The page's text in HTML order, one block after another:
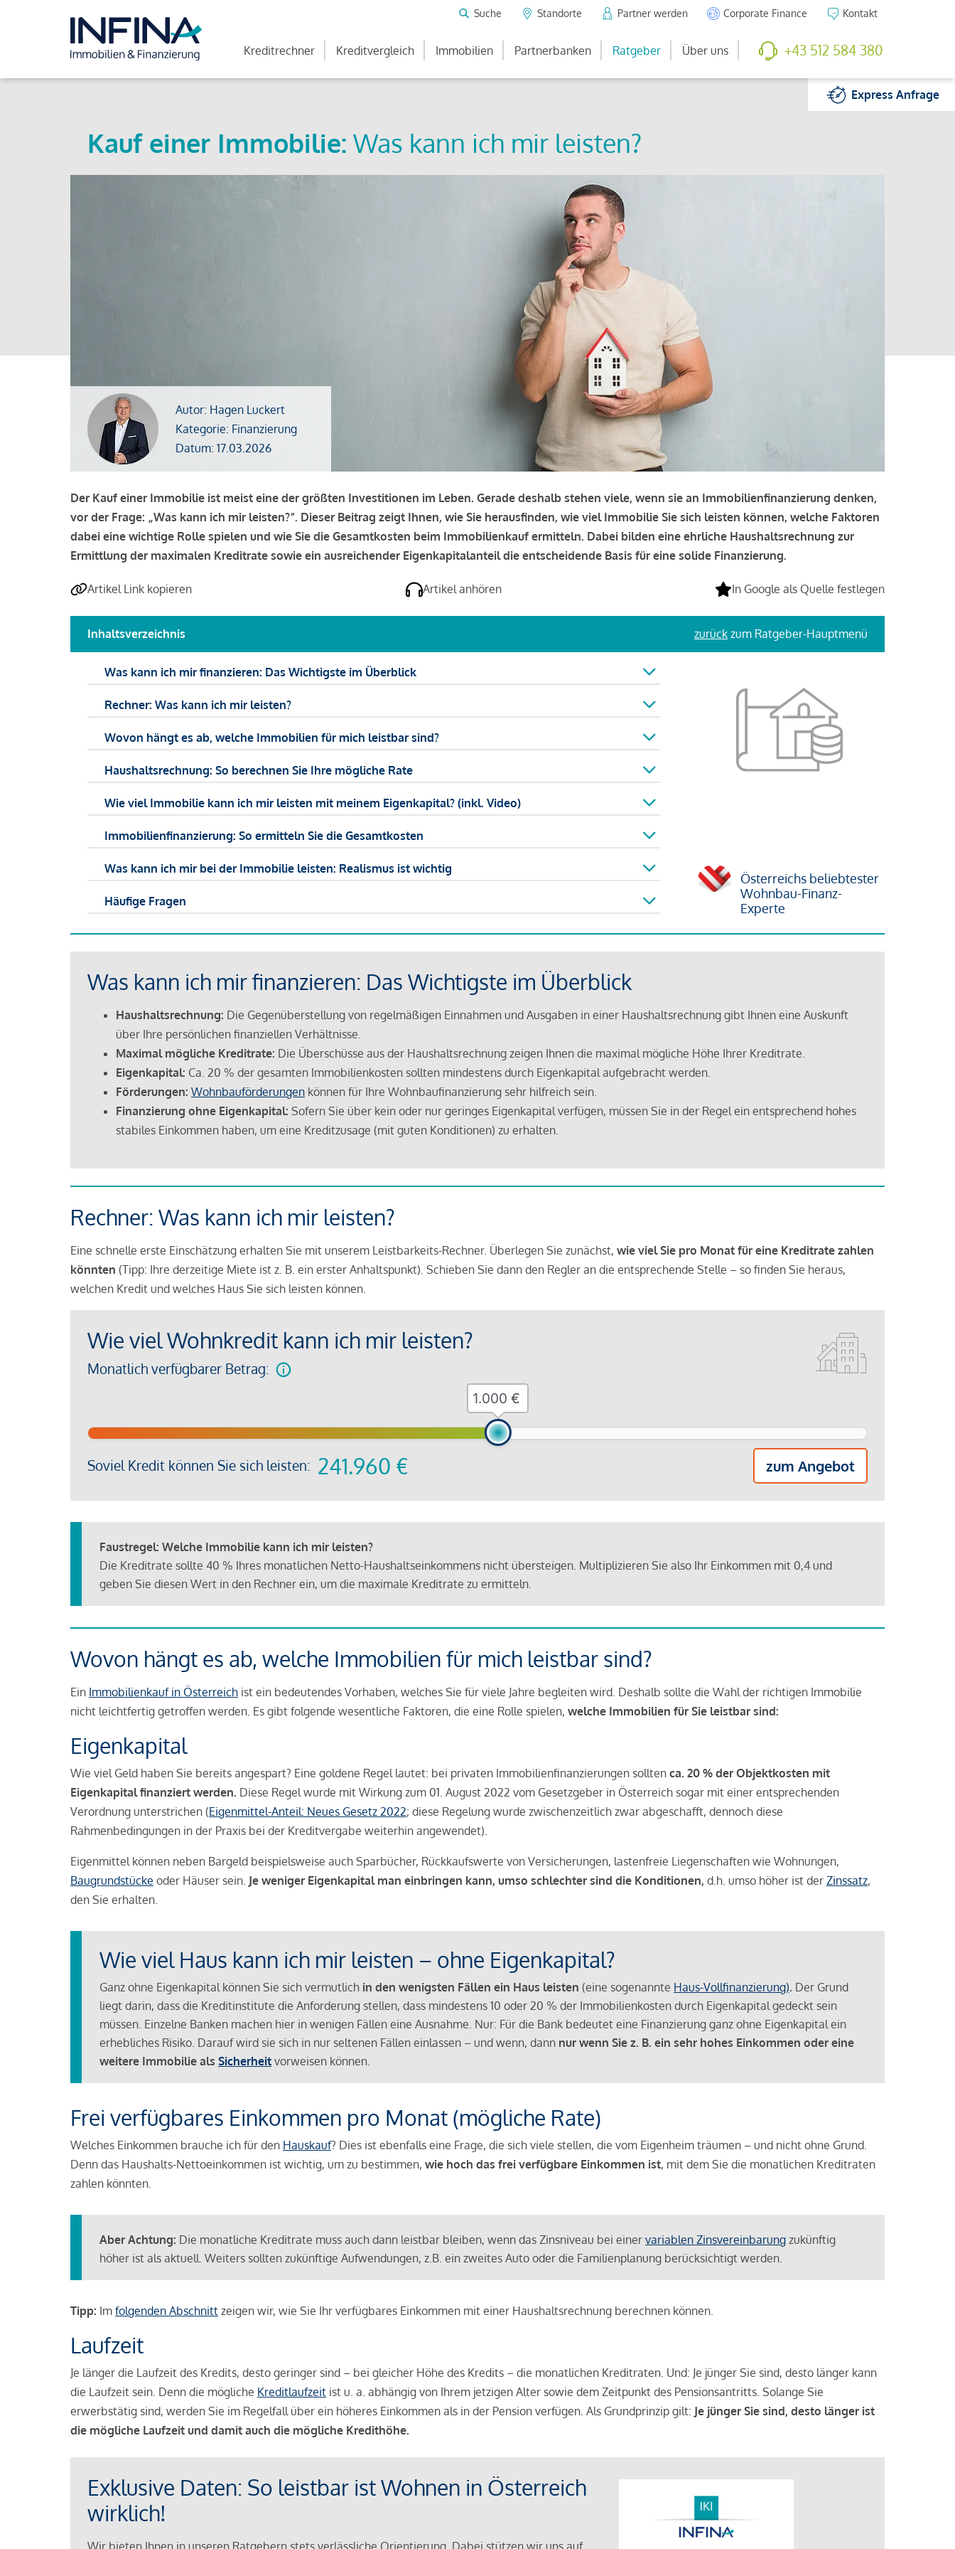
Suche Standorte Partner werden Corporate Finance Kontakt
Kreditrechner Kreditvergleich Immobilien Partnerbanken Ratgeber Über uns +43 512 584 380
ExpressAnfrage
Kauf einer Immobilie: Was kann ich mir leisten?
Autor: Hagen Luckert
Kategorie: Finanzierung
Datum: 17.03.2026
Der Kauf einer Immobilie ist meist eine der größten Investitionen im Leben. Gerade deshalb stehen viele, wenn sie an Immobilienfinanzierung denken,
vor der Frage: „Was kann ich mir leisten?“. Dieser Beitrag zeigt Ihnen, wie Sie herausfinden, wie viel Immobilie Sie sich leisten können, welche Faktoren
dabei eine wichtige Rolle spielen und wie Sie die Gesamtkosten beim Immobilienkauf ermitteln. Dabei bilden eine ehrliche Haushaltsrechnung zur
Ermittlung der maximalen Kreditrate sowie ein ausreichender Eigenkapitalanteil die entscheidende Basis für eine solide Finanzierung.
Artikel Link kopieren Artikel anhören In Google als Quelle festlegen
Inhaltsverzeichnis zurück zum Ratgeber-Hauptmenü
Was kann ich mir finanzieren: Das Wichtigste im Überblick
Rechner: Was kann ich mir leisten?
Wovon hängt es ab, welche Immobilien für mich leistbar sind?
Haushaltsrechnung: So berechnen Sie Ihre mögliche Rate
Wie viel Immobilie kann ich mir leisten mit meinem Eigenkapital? (inkl. Video)
Immobilienfinanzierung: So ermitteln Sie die Gesamtkosten
Was kann ich mir bei der Immobilie leisten: Realismus ist wichtig
Häufige Fragen
Österreichs beliebtester
Wohnbau-Finanz-
Experte
Was kann ich mir finanzieren: Das Wichtigste im Überblick
Haushaltsrechnung: Die Gegenüberstellung von regelmäßigen Einnahmen und Ausgaben in einer Haushaltsrechnung gibt Ihnen eine Auskunft
über Ihre persönlichen finanziellen Verhältnisse.
Maximal mögliche Kreditrate: Die Überschüsse aus der Haushaltsrechnung zeigen Ihnen die maximal mögliche Höhe Ihrer Kreditrate.
Eigenkapital: Ca. 20 % der gesamten Immobilienkosten sollten mindestens durch Eigenkapital aufgebracht werden.
Förderungen: Wohnbauförderungen können für Ihre Wohnbaufinanzierung sehr hilfreich sein.
Finanzierung ohne Eigenkapital: Sofern Sie über kein oder nur geringes Eigenkapital verfügen, müssen Sie in der Regel ein entsprechend hohes
stabiles Einkommen haben, um eine Kreditzusage (mit guten Konditionen) zu erhalten.
Rechner: Was kann ich mir leisten?
Eine schnelle erste Einschätzung erhalten Sie mit unserem Leistbarkeits-Rechner. Überlegen Sie zunächst, wie viel Sie pro Monat für eine Kreditrate zahlen
könnten (Tipp: Ihre derzeitige Miete ist z. B. ein erster Anhaltspunkt). Schieben Sie dann den Regler an die entsprechende Stelle – so finden Sie heraus,
welchen Kredit und welches Haus Sie sich leisten können.
Wie viel Wohnkredit kann ich mir leisten?
Monatlich verfügbarer Betrag:
Soviel Kredit können Sie sich leisten: 241.960 € zum Angebot
€
Faustregel: Welche Immobilie kann ich mir leisten?
Die Kreditrate sollte 40 % Ihres monatlichen Netto-Haushaltseinkommens nicht übersteigen. Multiplizieren Sie also Ihr Einkommen mit 0,4 und
geben Sie diesen Wert in den Rechner ein, um die maximale Kreditrate zu ermitteln.
Wovon hängt es ab, welche Immobilien für mich leistbar sind?
Ein Immobilienkauf in Österreich ist ein bedeutendes Vorhaben, welches Sie für viele Jahre begleiten wird. Deshalb sollte die Wahl der richtigen Immobilie
nicht leichtfertig getroffen werden. Es gibt folgende wesentliche Faktoren, die eine Rolle spielen, welche Immobilien für Sie leistbar sind:
Eigenkapital
Wie viel Geld haben Sie bereits angespart? Eine goldene Regel lautet: bei privaten Immobilienfinanzierungen sollten ca. 20 % der Objektkosten mit
Eigenkapital finanziert werden. Diese Regel wurde mit Wirkung zum 01. August 2022 vom Gesetzgeber in Österreich sogar mit einer entsprechenden
Verordnung unterstrichen (Eigenmittel-Anteil: Neues Gesetz 2022; diese Regelung wurde zwischenzeitlich zwar abgeschafft, dennoch diese
Rahmenbedingungen in der Praxis bei der Kreditvergabe weiterhin angewendet).
Eigenmittel können neben Bargeld beispielsweise auch Sparbücher, Rückkaufswerte von Versicherungen, lastenfreie Liegenschaften wie Wohnungen,
Baugrundstücke oder Häuser sein. Je weniger Eigenkapital man einbringen kann, umso schlechter sind die Konditionen, d.h. umso höher ist der Zinssatz,
den Sie erhalten.
Wie viel Haus kann ich mir leisten – ohne Eigenkapital?
Ganz ohne Eigenkapital können Sie sich vermutlich in den wenigsten Fällen ein Haus leisten (eine sogenannte Haus-Vollfinanzierung). Der Grund
liegt darin, dass die Kreditinstitute die Anforderung stellen, dass mindestens 10 oder 20 % der Immobilienkosten durch Eigenkapital gedeckt sein
müssen. Einzelne Banken machen hier in wenigen Fällen eine Ausnahme. Nur: Für die Bank bedeutet eine Finanzierung ganz ohne Eigenkapital ein
erhebliches Risiko. Darauf wird sie sich in nur seltenen Fällen einlassen – und wenn, dann nur wenn Sie z. B. ein sehr hohes Einkommen oder eine
weitere Immobilie als Sicherheit vorweisen können.
Frei verfügbares Einkommen pro Monat (mögliche Rate)
Welches Einkommen brauche ich für den Hauskauf? Dies ist ebenfalls eine Frage, die sich viele stellen, die vom Eigenheim träumen – und nicht ohne Grund.
Denn das Haushalts-Nettoeinkommen ist wichtig, um zu bestimmen, wie hoch das frei verfügbare Einkommen ist, mit dem Sie die monatlichen Kreditraten
zahlen könnten.
Aber Achtung: Die monatliche Kreditrate muss auch dann leistbar bleiben, wenn das Zinsniveau bei einer variablen Zinsvereinbarung zukünftig
höher ist als aktuell. Weiters sollten zukünftige Aufwendungen, z.B. ein zweites Auto oder die Familienplanung berücksichtigt werden.
Tipp: Im folgenden Abschnitt zeigen wir, wie Sie Ihr verfügbares Einkommen mit einer Haushaltsrechnung berechnen können.
Laufzeit
Je länger die Laufzeit des Kredits, desto geringer sind – bei gleicher Höhe des Kredits – die monatlichen Kreditraten. Und: Je jünger Sie sind, desto länger kann
die Laufzeit sein. Denn die mögliche Kreditlaufzeit ist u. a. abhängig von Ihrem jetzigen Alter sowie dem Zeitpunkt des Pensionsantritts. Solange Sie
erwerbstätig sind, werden Sie im Regelfall über ein höheres Einkommen als in der Pension verfügen. Als Grundprinzip gilt: Je jünger Sie sind, desto länger ist
die mögliche Laufzeit und damit auch die mögliche Kredithöhe.
Exklusive Daten: So leistbar ist Wohnen in Österreich
wirklich!